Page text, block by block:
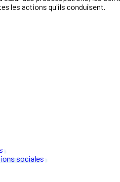
les actions qu'ils conduisent.
sociales